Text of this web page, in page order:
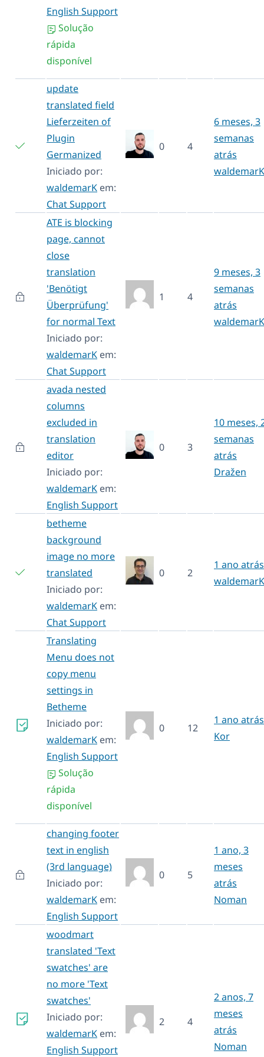
English Support
Solução
rápida
disponível
update
translated field
Lieferzeiten of
Plugin
Germanized
Iniciado por:
waldemarK em:
Chat Support
0 4
6 meses, 3
semanas
atrás
waldemarK
ATE is blocking
page, cannot
close
translation
'Benötigt
Überprüfung'
for normal Text
Iniciado por:
waldemarK em:
Chat Support
1 4
9 meses, 3
semanas
atrás
waldemarK
avada nested
columns
excluded in
translation
editor
Iniciado por:
waldemarK em:
English Support
0 3
10 meses,
semanas
atrás
Dražen
betheme
background
image no more
translated
Iniciado por:
waldemarK em:
Chat Support
0 2
1 ano atrás
waldemarK
Translating
Menu does not
copy menu
settings in
Betheme
Iniciado por:
waldemarK em:
English Support
Solução
rápida
disponível
0 12
1 ano atrás
Kor
changing footer
text in english
(3rd language)
Iniciado por:
waldemarK em:
English Support
0 5
1 ano, 3
meses
atrás
Noman
woodmart
translated 'Text
swatches' are
no more 'Text
swatches'
Iniciado por:
waldemarK em:
English Support
2 4
2 anos, 7
meses
atrás
Noman